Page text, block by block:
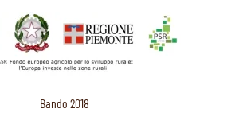
Bando 2018